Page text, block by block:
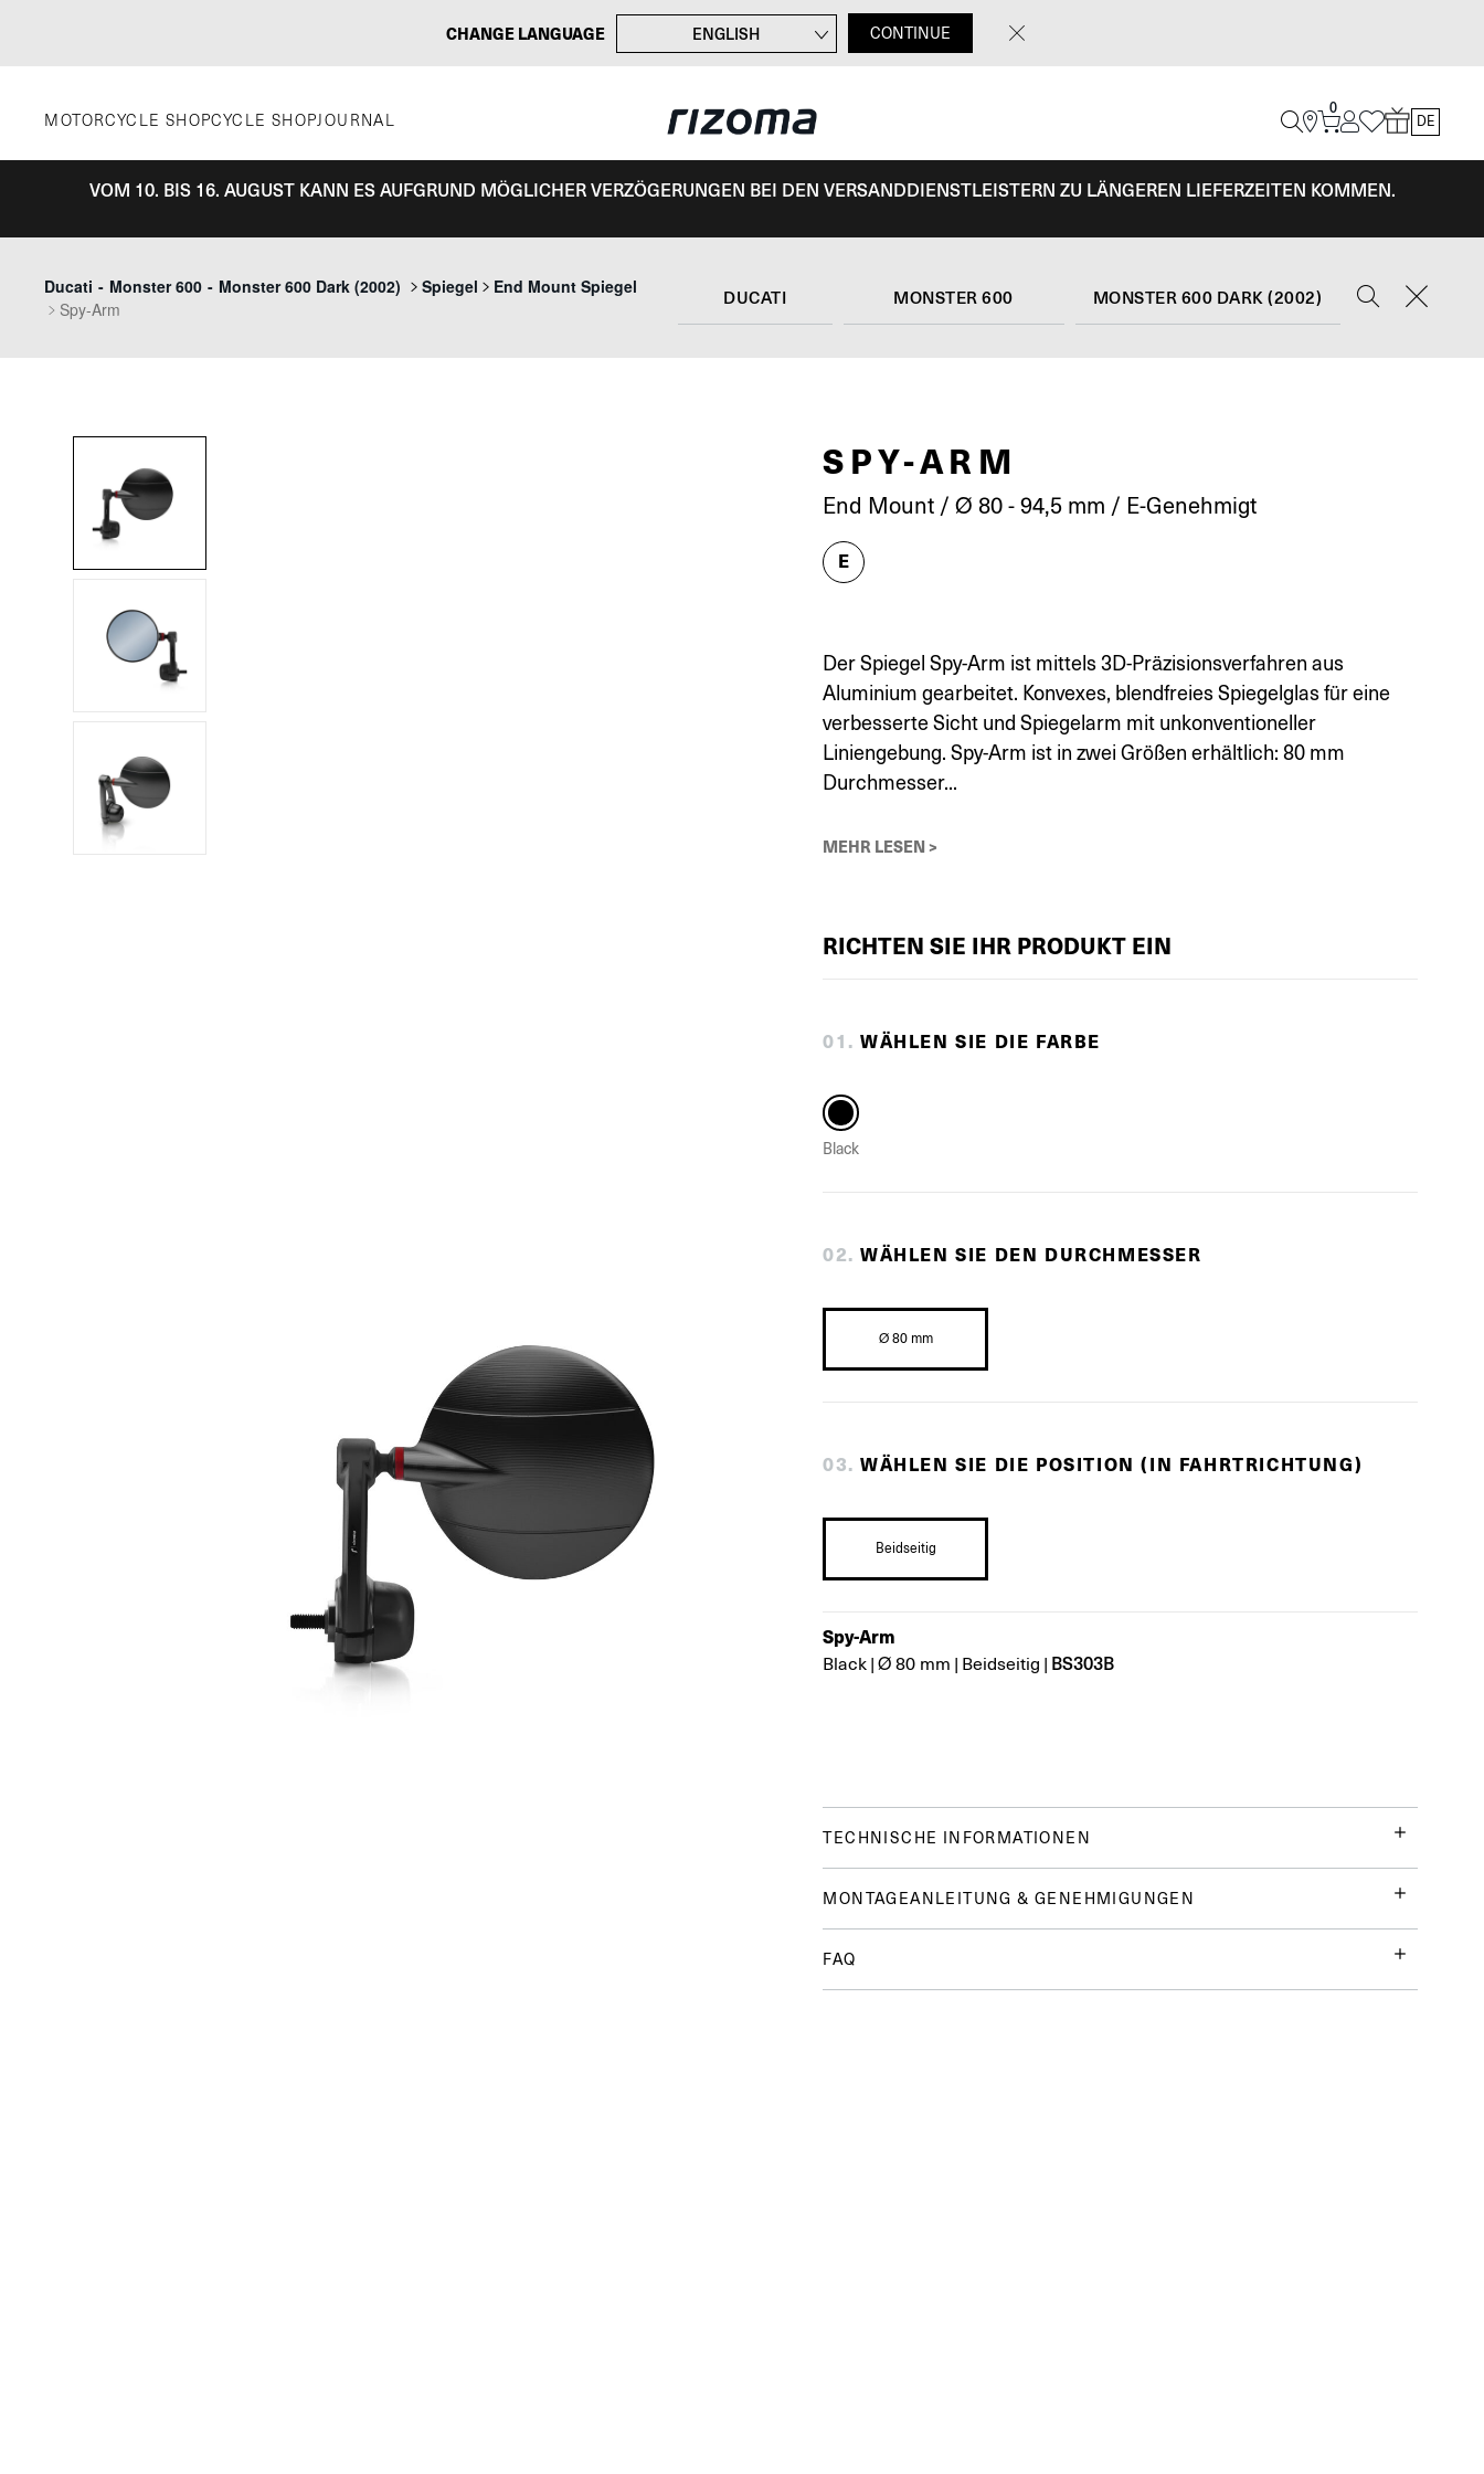
CHANGE LANGUAGE
ENGLISH
ITALIANO
CONTINUE
MOTORCYCLE SHOPCYCLE SHOPJOURNAL
0
DE
VOM 10. BIS 16. AUGUST KANN ES AUFGRUND MÖGLICHER VERZÖGERUNGEN BEI DEN VERSANDDIENSTLEISTERN ZU LÄNGEREN LIEFERZEITEN KOMMEN.
Ducati - Monster 600 - Monster 600 Dark (2002) Spiegel
End Mount Spiegel
Spy-Arm
DUCATI MONSTER 600 MONSTER 600 DARK (2002)
SPY-ARM
End Mount / Ø 80 - 94,5 mm / E-Genehmigt
E
Der Spiegel Spy-Arm ist mittels 3D-Präzisionsverfahren aus
Aluminium gearbeitet. Konvexes, blendfreies Spiegelglas für eine
verbesserte Sicht und Spiegelarm mit unkonventioneller
Liniengebung. Spy-Arm ist in zwei Größen erhältlich: 80 mm
Durchmesser...
MEHR LESEN >
RICHTEN SIE IHR PRODUKT EIN
01 . WÄHLEN SIE DIE FARBE
Black
02. WÄHLEN SIE DEN DURCHMESSER
Ø 80 mm
03. WÄHLEN SIE DIE POSITION (IN FAHRTRICHTUNG)
Beidseitig
Spy-Arm
Black | Ø 80 mm | Beidseitig | BS303B
TECHNISCHE INFORMATIONEN
MONTAGEANLEITUNG & GENEHMIGUNGEN
FAQ